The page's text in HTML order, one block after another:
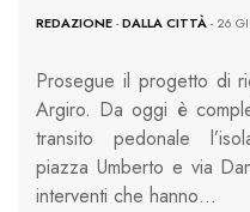
REDAZIONE-DALLA CITTÀ- 26
Prosegue il progetto di
Argiro. Da oggi è
transito pedonale
piazza Umberto e via
interventi che hanno…